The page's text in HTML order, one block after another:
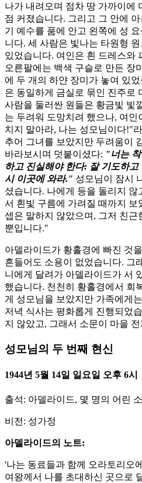
나가 내려오며 점차 땅 가까이에
점 커졌습니다. 그리고 그 안에
기 예수를 품에 안고 왼쪽에 성
니다. 세 사람은 빛나는 타원형
있었습니다. 여인은 흰 드레스와
오른팔에는 백색 구슬로 만든 장
에 두 개의 하얀 장미가 놓여 있
은 동일하게 금실로 묶인 진주로
사람을 둘러싼 원들은 황금빛 빛
는 두려워 도망치려 했으나, 여
치지 말아라, 나는 성모님이다!"
추어 그녀를 보았지만 두려움이
바라보시며 덧붙이셨다: "너는
하고 진실해야 한다: 잘 기도하
시 이곳에 와라." 성모님이 잠시
셨습니다. 나에게 등을 돌리지 않
서 흰빛 구름에 가려질 때까지 보
셉은 말하지 않았으며, 그저 친
뿐입니다."
아델라이드가 황홀경에 빠진 것
흔들어도 소용이 없었습니다. 그
니에게 달려가 아델라이드가 서
했습니다. 천천히 황홀경에서 회
게 성모님을 보았지만 가족에게
저녁 식사는 평화롭게 진행되었
지 않았고, 그래서 소문이 마을
성모님의 두 번째 현신
1944년 5월 14일 일요일 오후 6시
출석: 아델라이드, 몇 명의 어린
비전: 성가정
아델라이드의 노트:
'나는 동료들과 함께 오라토리오
여왕께서 나를 초대하신 곳으로